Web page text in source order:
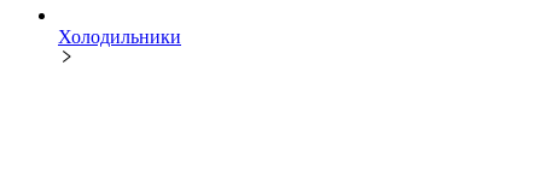
Холодильники